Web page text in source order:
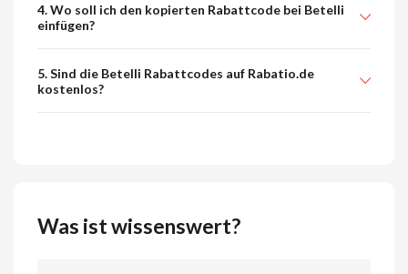
4. Wo soll ich den kopierten Rabattcode bei Betelli
einfügen?
5. Sind die Betelli Rabattcodes auf Rabatio.de
kostenlos?
Was ist wissenswert?